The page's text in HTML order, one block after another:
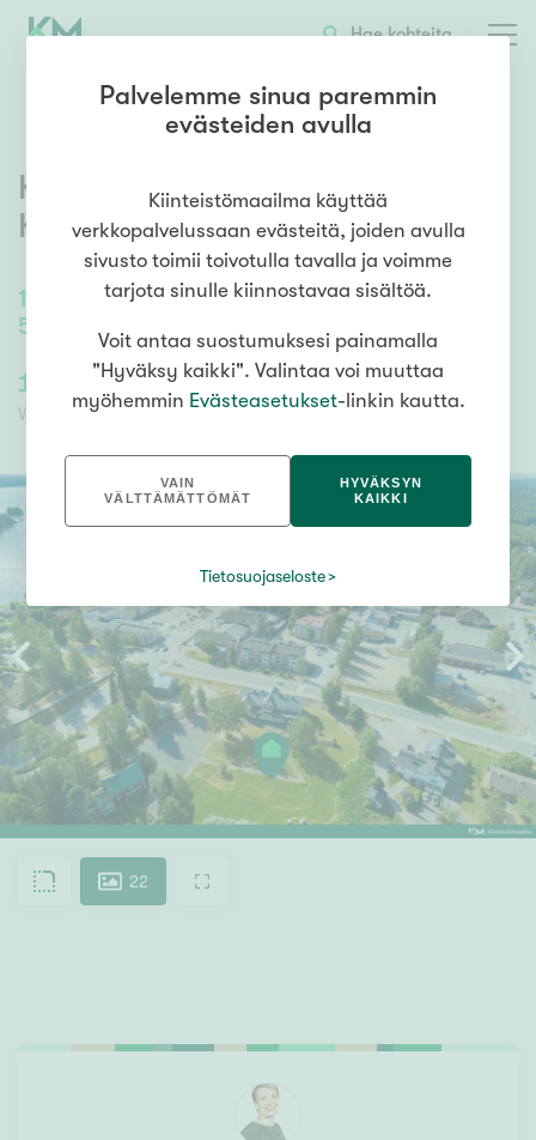
Hae kohteita
180 /330m²
5 h, k, kph/wc + (5 h remontti kesken)
Kirkkolahdenkuja 1,Keskusta
Kangasniemi
130 000,00 €
Velaton hinta
130 000,00 €
Myyntihinta
22
Palvelemme sinua paremmin
evästeiden avulla
Kiinteistömaailma käyttää
verkkopalvelussaan evästeitä, joiden avulla
sivusto toimii toivotulla tavalla ja voimme
tarjota sinulle kiinnostavaa sisältöä.
Voit antaa suostumuksesi painamalla
"Hyväksy kaikki". Valintaa voi muuttaa
myöhemmin Evästeasetukset-linkin kautta.
VAIN
VÄLTTÄMÄTTÖMÄT
HYVÄKSYN
KAIKKI
Tietosuojaseloste